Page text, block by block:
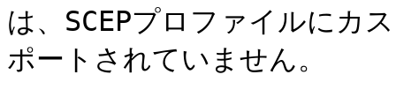
は、SCEPプロファイルにカ
ポートされていません。